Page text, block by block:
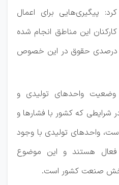
پیگیری‌هایی برای اعمال
این مناطق انجام شده
و پیشنهاد افزایش حدود ۱۵ درصدی حقوق در این خصوص
واحدهای تولیدی و
که کشور با فشارها و
واحدهای تولیدی با وجود
هستند و این موضوع
صنعت کشور است.